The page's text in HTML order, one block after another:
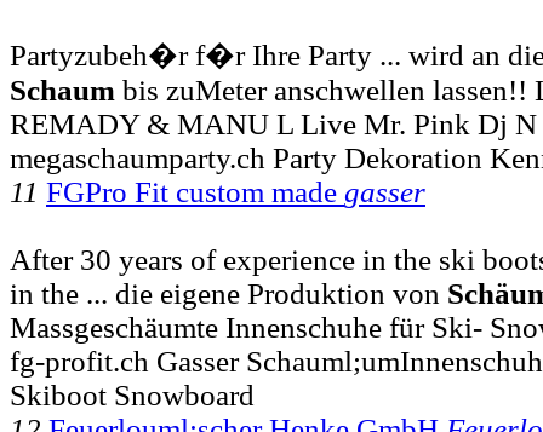
Partyzubeh�r f�r Ihre Party ... wird an
Schaum bis zuMeter anschwellen lassen!!
REMADY & MANU L Live Mr. Pink Dj N
megaschaumparty.ch Party Dekoration
11 FGPro Fit custom made gasser
After 30 years of experience in the ski
in the ... die eigene Produktion von
Massgeschäumte Innenschuhe für Ski-
fg-profit.ch Gasser
Skiboot Snowboard